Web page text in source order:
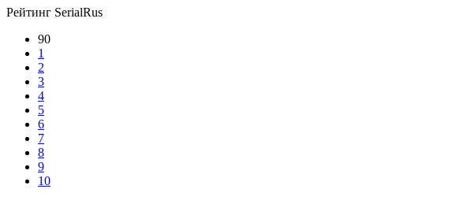
Рейтинг SerialRus
90
1
2
3
4
5
6
7
8
9
10